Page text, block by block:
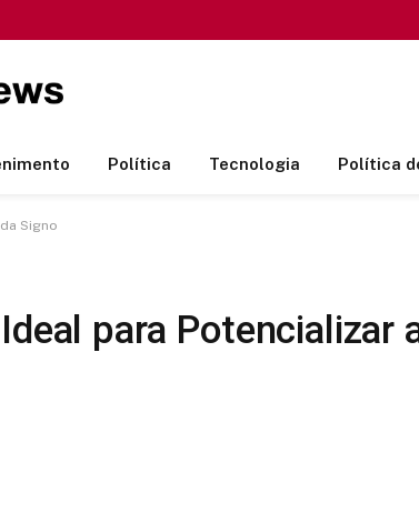
Política Tecnologia Política
Signo
para Potencializar